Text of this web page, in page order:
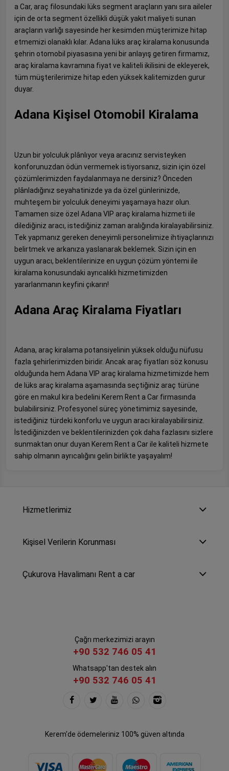
a Car, araç filosundaki lüks segment araçların yanı sıra aileler
için de orta segment özellikli düşük yakıt maliyeti sunan
araçların varlığı sayesinde her kesimden müşterimize hitap
etmemizi olanaklı kılar. Adana lüks araç kiralama konusunda
şehrin otomobil piyasasına yeni bir anlayış getiren firmamız,
araç kiralama kavramına fiyat ve kaliteli ikilisini de ekleyerek,
tüm müşterilerimize hitap eden yüksek kalitemizden gurur
duyar.
Adana Kişisel Otomobil Kiralama
Uzun bir yolculuk plânlıyor veya aracınız servisteyken
konforunuzdan ödün vermemek istiyorsanız, sizin için özel
çözümlerimizden faydalanmaya ne dersiniz? Önceden
plânladığınız seyahatinizde ya da özel günlerinizde,
muhteşem bir yolculuk deneyimi yaşamaya hazır olun.
Tamamen size özel Adana VIP araç kiralama hizmeti ile
dilediğiniz aracı, istediğiniz zaman aralığında kiralayabilirsiniz.
Tek yapmanız gereken deneyimli personelimize ihtiyaçlarınızı
belirtmek ve arkanıza yaslanarak beklemek. Sizin için en
uygun aracı, beklentilerinize en uygun çözüm yöntemi ile
kiralama konusundaki ayrıcalıklı hizmetimizden
yararlanmanın keyfini çıkarın!
Adana Araç Kiralama Fiyatları
Adana, araç kiralama potansiyelinin yüksek olduğu nüfusu
fazla şehirlerimizden biridir. Ancak araç fiyatları söz konusu
olduğunda hem Adana VIP araç kiralama hizmetimizde hem
de lüks araç kiralama aşamasında seçtiğiniz araç türüne
göre en makul kira bedelini Kerem Rent a Car firmasında
bulabilirsiniz. Profesyonel süreç yönetimimiz sayesinde,
istediğiniz türdeki konforlu ve uygun aracı kiralayabilirsiniz.
İstediğinizden ve beklentilerinizden çok daha fazlasını sizlere
sunmaktan onur duyan Kerem Rent a Car ile kaliteli hizmete
sahip olmanın ayrıcalığını gelin birlikte yaşayalım!
Hizmetlerimiz
Kişisel Verilerin Korunması
Çukurova Havalimanı Rent a car
Çağrı merkezimizi arayın
+90 532 746 05 41
Whatsapp'tan destek alın
+90 532 746 05 41
Kerem'de ödemeleriniz 100% güven altında